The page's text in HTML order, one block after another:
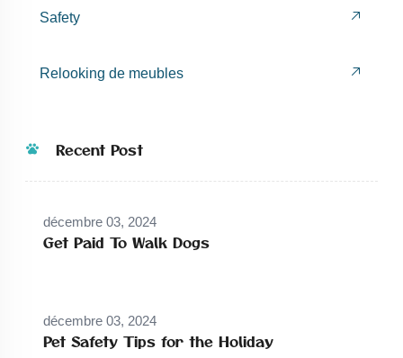
Safety
Relooking de meubles
Recent Post
décembre 03, 2024
Get Paid To Walk Dogs
décembre 03, 2024
Pet Safety Tips for the Holiday